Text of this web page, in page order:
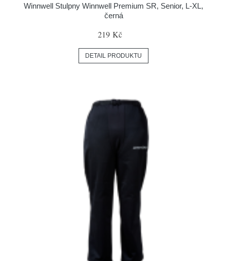
Winnwell Stulpny Winnwell Premium SR, Senior, L-XL,
černá
219 Kč
DETAIL PRODUKTU